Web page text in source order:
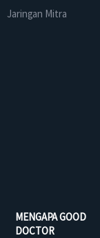
Jaringan Mitra
MENGAPA GOOD
DOCTOR